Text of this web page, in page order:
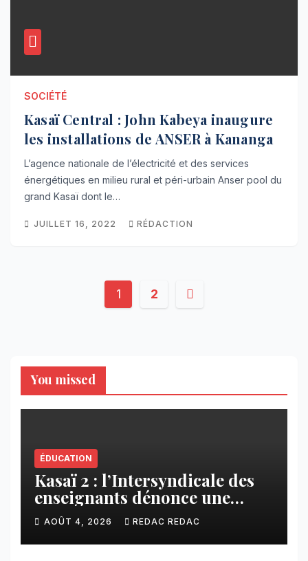
SOCIÉTÉ
Kasaï Central : John Kabeya inaugure
les installations de ANSER à Kananga
L’agence nationale de l’électricité et des services
énergétiques en milieu rural et péri-urbain Anser pool du
grand Kasaï dont le…
JUILLET 16, 2022 RÉDACTION
Pagination
1 2
You missed
ÉDUCATION
Kasaï 2 : l’Intersyndicale des
enseignants dénonce une
contribution financière
imposée aux écoles de la
CNCA
AOÛT 4, 2026 REDAC REDAC